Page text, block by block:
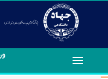
Toggle
navigation